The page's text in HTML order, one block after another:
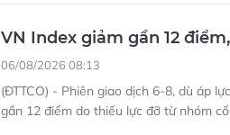
VN Index giảm gần 12
06/08/2026 08:13
(ĐTTCO) - Phiên giao dịch 6-8, dù áp
gần 12 điểm do thiếu lực đỡ từ nhóm